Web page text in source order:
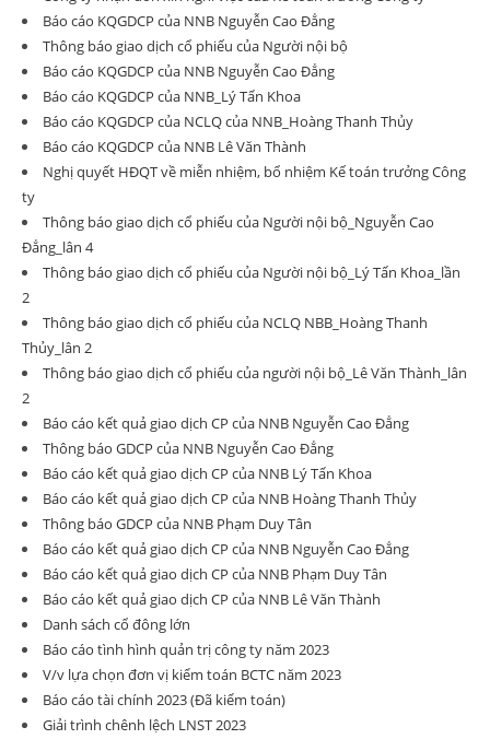
Báo cáo KQGDCP của NNB Nguyễn Cao Đẳng
Thông báo giao dịch cổ phiếu của Người nội bộ
Báo cáo KQGDCP của NNB Nguyễn Cao Đẳng
Báo cáo KQGDCP của NNB_Lý Tấn Khoa
Báo cáo KQGDCP của NCLQ của NNB_Hoàng Thanh Thủy
Báo cáo KQGDCP của NNB Lê Văn Thành
Nghị quyết HĐQT về miễn nhiệm, bổ nhiệm Kế toán trưởng Công
ty
Thông báo giao dịch cổ phiếu của Người nội bộ_Nguyễn Cao
Đẳng_lân 4
Thông báo giao dịch cổ phiếu của Người nội bộ_Lý Tấn Khoa_lần
2
Thông báo giao dịch cổ phiếu của NCLQ NBB_Hoàng Thanh
Thủy_lân 2
Thông báo giao dịch cổ phiếu của người nội bộ_Lê Văn Thành_lân
2
Báo cáo kết quả giao dịch CP của NNB Nguyễn Cao Đẳng
Thông báo GDCP của NNB Nguyễn Cao Đẳng
Báo cáo kết quả giao dịch CP của NNB Lý Tấn Khoa
Báo cáo kết quả giao dịch CP của NNB Hoàng Thanh Thủy
Thông báo GDCP của NNB Phạm Duy Tân
Báo cáo kết quả giao dịch CP của NNB Nguyễn Cao Đẳng
Báo cáo kết quả giao dịch CP của NNB Phạm Duy Tân
Báo cáo kết quả giao dịch CP của NNB Lê Văn Thành
Danh sách cổ đông lớn
Báo cáo tình hình quản trị công ty năm 2023
V/v lựa chọn đơn vị kiểm toán BCTC năm 2023
Báo cáo tài chính 2023 (Đã kiểm toán)
Giải trình chênh lệch LNST 2023